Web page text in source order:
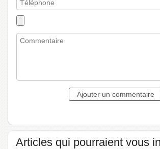
Articles qui pourraient vous